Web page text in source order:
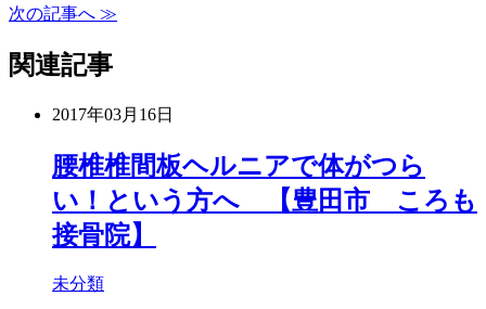
次の記事へ ≫
関連記事
2017年03月16日
腰椎椎間板ヘルニアで体がつら
い！という方へ 【豊田市 ころも
接骨院】
未分類